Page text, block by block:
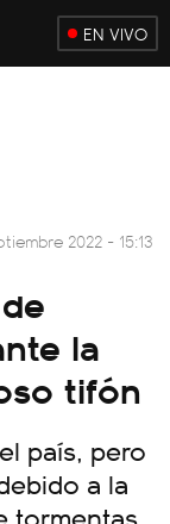
EN VIVO
2022 - 15:13
la
tifón
país, pero
a la
tormentas